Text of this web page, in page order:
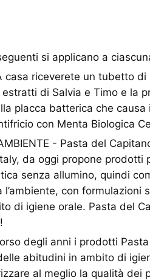
si applicano a
casa riceverete un tubetto
di Salvia e Timo e la
placca batterica che
con Menta Biologica
- Pasta del
da oggi propone prodotti
senza allumino, quindi
l’ambiente, con formulazioni
di igiene orale. Pasta del
degli anni i prodotti
abitudini in ambito di
al meglio la qualità dei